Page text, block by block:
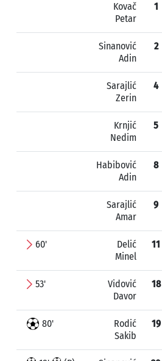
Kovač
Petar
1
Sinanović
Adin
2
Sarajlić
Zerin
4
Krnjić
Nedim
5
Habibović
Adin
8
Sarajlić
Amar
9
60'
Delić
Minel
11
53'
Vidović
Davor
18
80'
Rodić
Sakib
19